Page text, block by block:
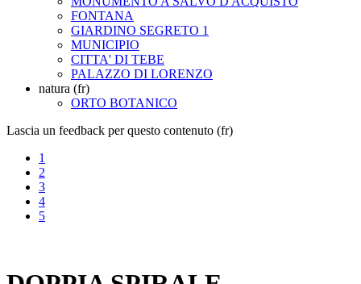
FONTANA
GIARDINO SEGRETO 1
MUNICIPIO
CITTA' DI TEBE
PALAZZO DI LORENZO
natura (fr)
ORTO BOTANICO
Lascia un feedback per questo contenuto (fr)
1
2
3
4
5